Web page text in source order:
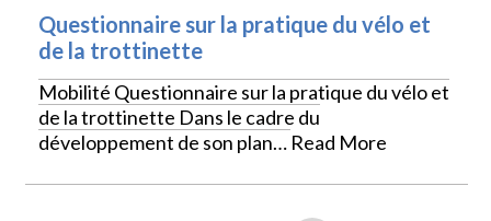
Questionnaire sur la pratique du vélo et
de la trottinette
Mobilité Questionnaire sur la pratique du vélo et
de la trottinette Dans le cadre du
développement de son plan… Read More